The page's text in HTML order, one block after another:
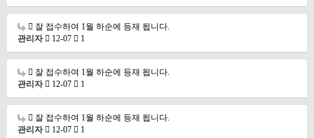
잘 접수하여 1월 하순에 등재 됩니다.
관리자
12-07 1
잘 접수하여 1월 하순에 등재 됩니다.
관리자
12-07 1
잘 접수하여 1월 하순에 등재 됩니다.
관리자
12-07 1